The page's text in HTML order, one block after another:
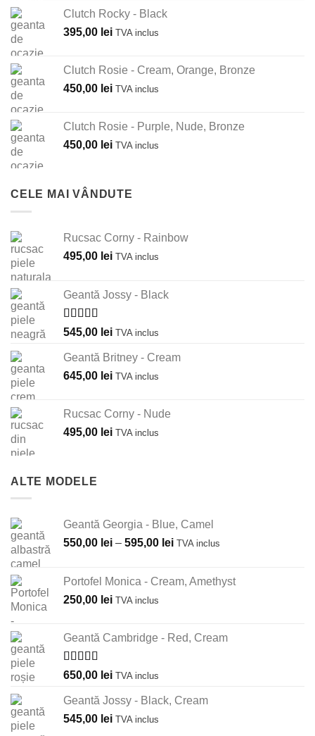
Clutch Rocky - Black
395,00 lei TVA inclus
Clutch Rosie - Cream, Orange, Bronze
450,00 lei TVA inclus
Clutch Rosie - Purple, Nude, Bronze
450,00 lei TVA inclus
CELE MAI VÂNDUTE
Rucsac Corny - Rainbow
495,00 lei TVA inclus
Geantă Jossy - Black
Evaluat la
din 5
545,00 lei TVA inclus
Geantă Britney - Cream
645,00 lei TVA inclus
Rucsac Corny - Nude
495,00 lei TVA inclus
ALTE MODELE
Geantă Georgia - Blue, Camel
550,00 lei – 595,00 leiInterval
550,00 lei
595,00 lei
TVA inclus
Portofel Monica - Cream, Amethyst
250,00 lei TVA inclus
Geantă Cambridge - Red, Cream
Evaluat la
din 5
650,00 lei TVA inclus
Geantă Jossy - Black, Cream
545,00 lei TVA inclus